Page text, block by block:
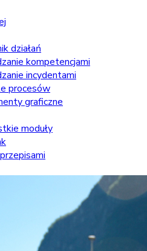
działań
kompetencjami
incydentami
procesów
graficzne
moduły